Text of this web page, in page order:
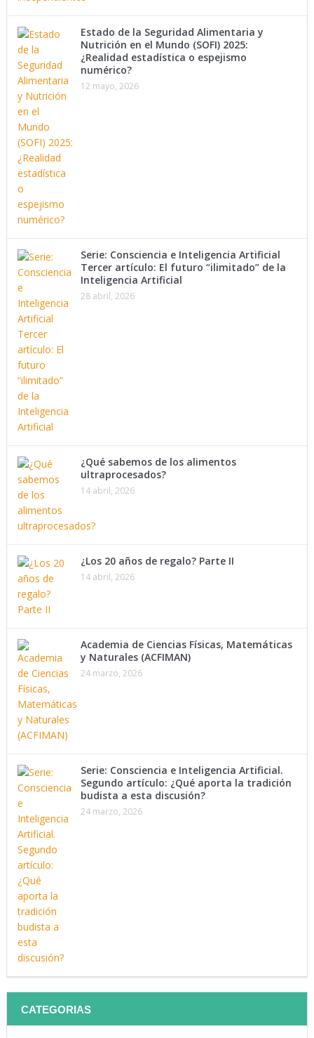
Estado de la Seguridad Alimentaria y
Nutrición en el Mundo (SOFI) 2025:
¿Realidad estadística o espejismo
numérico?
12 mayo, 2026
Serie: Consciencia e Inteligencia Artificial
Tercer artículo: El futuro “ilimitado” de la
Inteligencia Artificial
28 abril, 2026
¿Qué sabemos de los alimentos
ultraprocesados?
14 abril, 2026
¿Los 20 años de regalo? Parte II
14 abril, 2026
Academia de Ciencias Físicas, Matemáticas
y Naturales (ACFIMAN)
24 marzo, 2026
Serie: Consciencia e Inteligencia Artificial.
Segundo artículo: ¿Qué aporta la tradición
budista a esta discusión?
24 marzo, 2026
CATEGORIAS